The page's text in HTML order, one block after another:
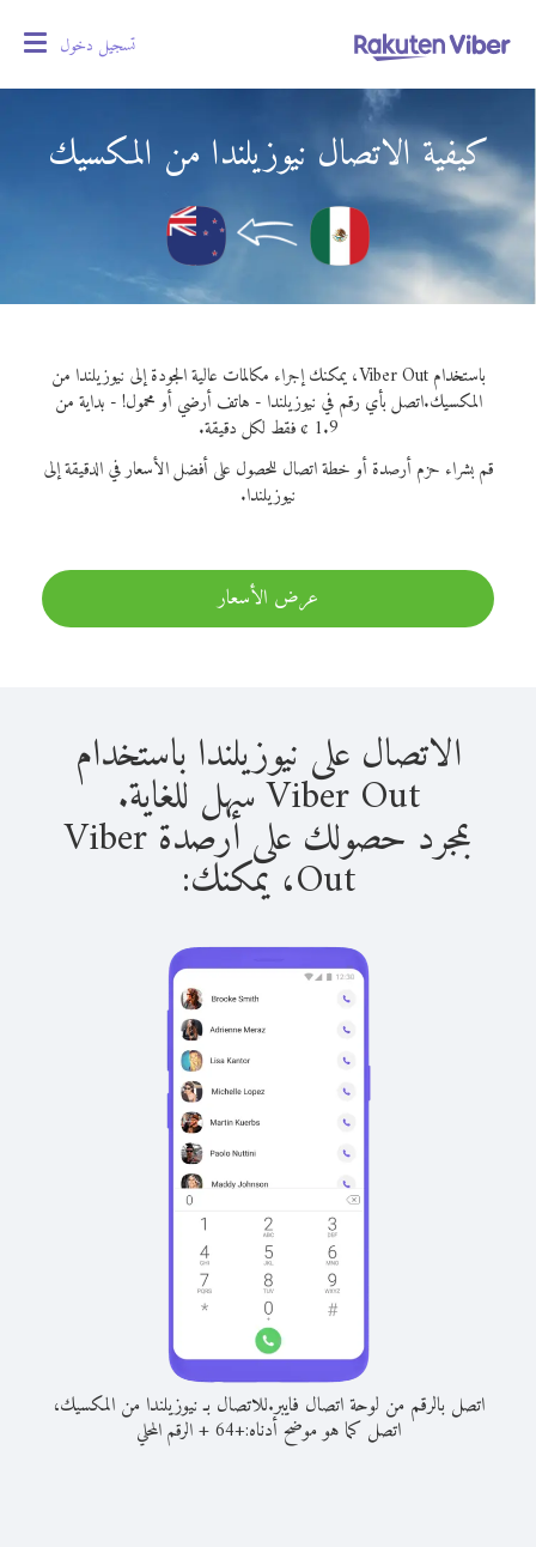
تسجيل دخول
كيفية الاتصال نيوزيلندا من المكسيك
باستخدام Viber Out، يمكنك إجراء مكالمات عالية الجودة إلى نيوزيلندا من
المكسيك.اتصل بأي رقم في نيوزيلندا - هاتف أرضي أو محمول! - بداية من
1.9 ¢ فقط لكل دقيقة.
قم بشراء حزم أرصدة أو خطة اتصال للحصول على أفضل الأسعار في الدقيقة إلى
نيوزيلندا.
عرض الأسعار
الاتصال على نيوزيلندا باستخدام
Viber Out سهل للغاية.
بمجرد حصولك على أرصدة Viber
Out، يمكنك:
اتصل بالرقم من لوحة اتصال فايبر.للاتصال بـ نيوزيلندا من المكسيك،
اتصل كما هو موضح أدناه:+
64
+الرقم المحلي